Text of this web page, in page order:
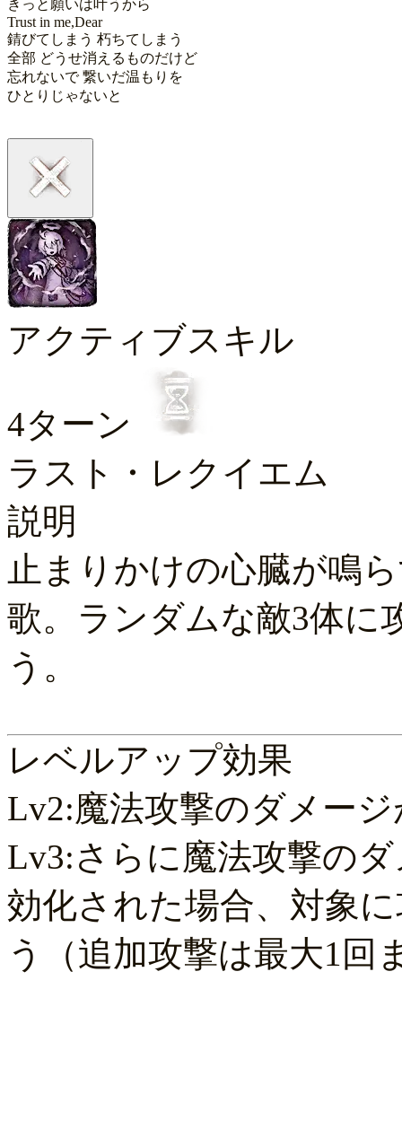
きっと願いは叶うから
Trust in me,Dear
錆びてしまう 朽ちてしまう
全部 どうせ消えるものだけど
忘れないで 繋いだ温もりを
ひとりじゃないと
アクティブスキル
4ターン
ラスト・レクイエム
説明
止まりかけの心臓が鳴
歌。ランダムな敵3体に
う。
レベルアップ効果
Lv2:魔法攻撃のダメー
Lv3:さらに魔法攻撃の
効化された場合、対象
う（追加攻撃は最大1回